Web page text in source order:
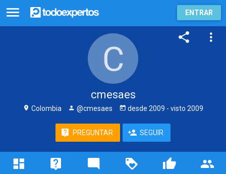
ENTRAR
cmesaes
Colombia @cmesaes desde 2009 - visto 2009
PREGUNTAR SEGUIR